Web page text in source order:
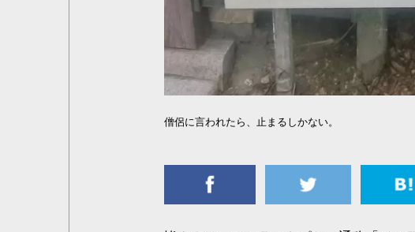
僧侶に言われたら、止まるしかない。